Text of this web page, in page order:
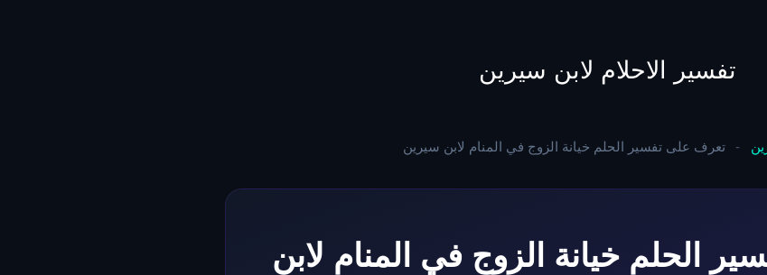
تفسير الاحلام لابن سيرين
- تعرف على تفسير الحلم خيانة الزوج في المنام لابن سيرين
الحلم خيانة الزوج في المنام لابن